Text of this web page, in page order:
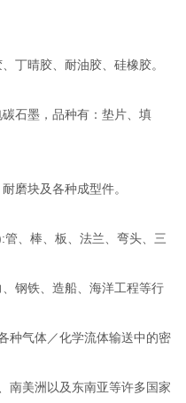
丁晴胶、耐油胶、硅橡胶。
石墨，品种有：垫片、填
磨块及各种成型件。
、棒、板、法兰、弯头、三
钢铁、造船、海洋工程等行
种气体／化学流体输送中的密
南美洲以及东南亚等许多国家